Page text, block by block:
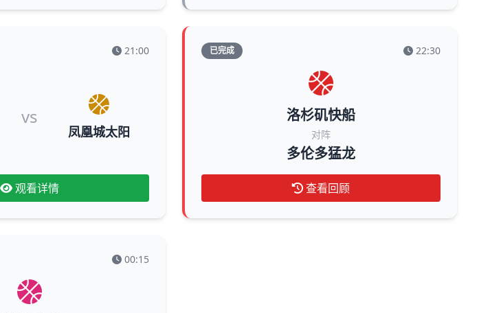
21:00
vs
凤凰城太阳
观看详情
已完成 22:30
洛杉矶快船
对阵
多伦多猛龙
查看回顾
00:15